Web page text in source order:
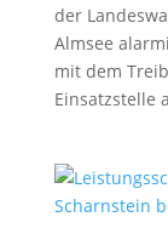
der
Almsee
mit dem
Einsatzstelle